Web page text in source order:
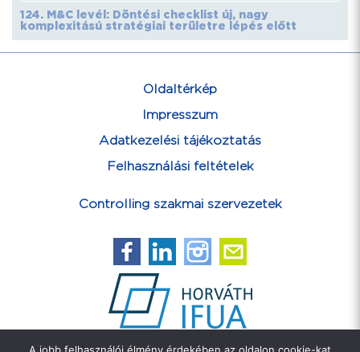
124. M&C levél: Döntési checklist új, nagy
komplexitású stratégiai területre lépés előtt
Oldaltérkép
Impresszum
Adatkezelési tájékoztatás
Felhasználási feltételek
Controlling szakmai szervezetek